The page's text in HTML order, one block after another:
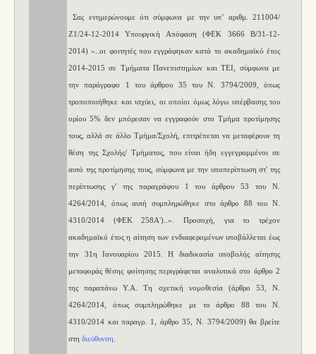
Σας ενημερώνουμε ότι σύμφωνα με την υπ’ αριθμ. 211004/
Ζ1/24-12-2014 Υπουργική Απόφαση (ΦΕΚ 3666 Β/31-12-
2014) «..οι φοιτητές που εγγράφηκαν κατά το ακαδημαϊκό έτος
2014-2015 σε Τμήματα Πανεπιστημίων και ΤΕΙ, σύμφωνα με
την παράγραφο 1 του άρθρου 35 του Ν. 3794/2009, όπως
τροποποιήθηκε και ισχύει, οι οποίοι όμως λόγω υπέρβασης του
ορίου 5% δεν μπόρεσαν να εγγραφούν στο Τμήμα προτίμησης
τους, αλλά σε άλλο Τμήμα/Σχολή, επιτρέπεται να μεταφέρουν τη
θέση της Σχολής/ Τμήματος, που είναι ήδη εγγεγραμμένοι σε
αυτό της προτίμησης τους, σύμφωνα με την υποπερίπτωση στ' της
περίπτωσης γ' της παραγράφου 1 του άρθρου 53 του Ν.
4264/2014, όπως αυτή συμπληρώθηκε στο άρθρο 88 του Ν.
4310/2014 (ΦΕΚ 258Α')..». Προσοχή, για το τρέχον
ακαδημαϊκό έτος η αίτηση των ενδιαφερομένων υποβάλλεται έως
την 31η Ιανουαρίου 2015. Η διαδικασία υποβολής αίτησης
μεταφοράς θέσης φοίτησης περιγράφεται αναλυτικά στο άρθρο 2
της παραπάνω Υ.Α. Τη σχετική νομοθεσία (άρθρο 53, Ν.
4264/2014, όπως συμπληρώθηκε με το άρθρο 88 του Ν.
4310/2014 και παραγρ. 1, άρθρο 35, Ν. 3794/2009) θα βρείτε
στη διεύθυνση.